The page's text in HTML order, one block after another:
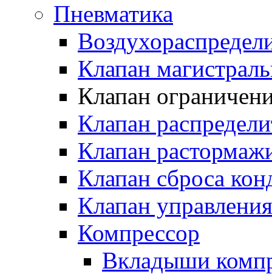
Пневматика
Клапан
Клапан
Клапан
Клапан
Клапан сброса
Клапан управления
Компрессор
Вкладыши